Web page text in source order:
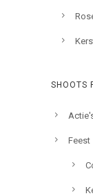
SHOOTS
Feest